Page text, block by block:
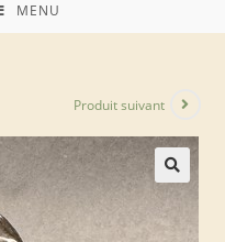
MENU
Produit suivant